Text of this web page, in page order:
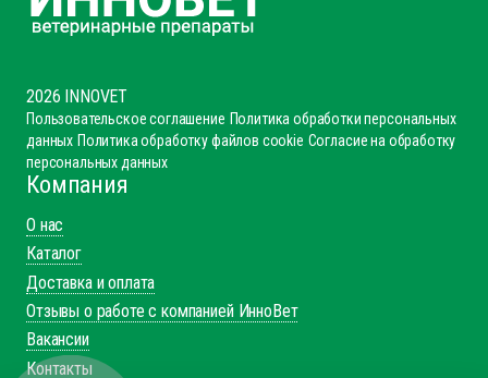
2026 INNOVET
Пользовательское соглашение
данных Политика обработку файлов cookie
персональных данных
Компания
О нас